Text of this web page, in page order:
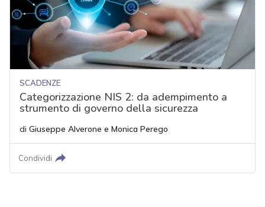
SCADENZE
Categorizzazione NIS 2: da adempimento a
strumento di governo della sicurezza
di Giuseppe Alverone e Monica Perego
Condividi